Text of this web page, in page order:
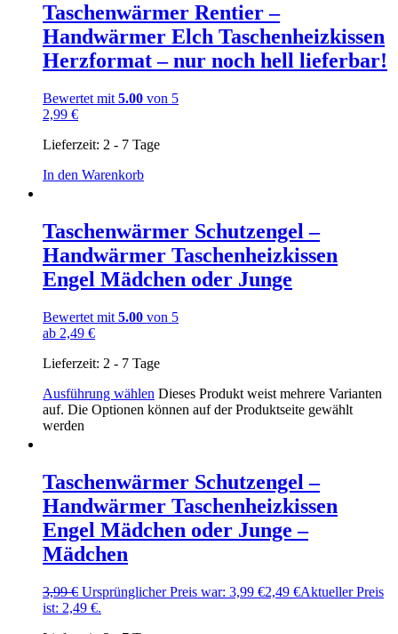
Taschenwärmer Rentier –
Handwärmer Elch Taschenheizkissen
Herzformat – nur noch hell lieferbar!
Bewertet mit 5.00 von 5
2,99 €
Lieferzeit: 2 - 7 Tage
In den Warenkorb
Taschenwärmer Schutzengel –
Handwärmer Taschenheizkissen
Engel Mädchen oder Junge
Bewertet mit 5.00 von 5
ab 2,49 €
Lieferzeit: 2 - 7 Tage
Ausführung wählen Dieses Produkt weist mehrere Varianten
auf. Die Optionen können auf der Produktseite gewählt
werden
Taschenwärmer Schutzengel –
Handwärmer Taschenheizkissen
Engel Mädchen oder Junge –
Mädchen
3,99€ Ursprünglicher Preis war: 3,99 €2,49 €Aktueller Preis
ist: 2,49 €.